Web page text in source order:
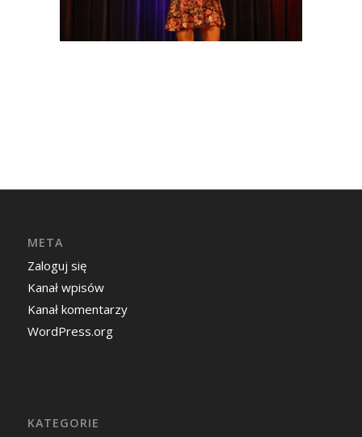
META
Zaloguj się
Kanał wpisów
Kanał komentarzy
WordPress.org
KATEGORIE